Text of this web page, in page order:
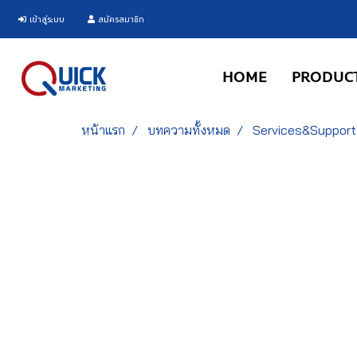
เข้าสู่ระบบ สมัครสมาชิก
HOME
หน้าแรก บทความทั้งหมด Services&Support